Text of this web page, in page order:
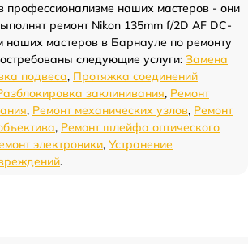
профессионализме наших мастеров - они
ремонт Nikon 135mm f/2D AF DC-
наших мастеров в Барнауле по ремонту
следующие услуги: Замена
подвеса, Протяжка соединений
заклинивания, Ремонт
, Ремонт механических узлов, Ремонт
, Ремонт шлейфа оптического
электроники, Устранение
.